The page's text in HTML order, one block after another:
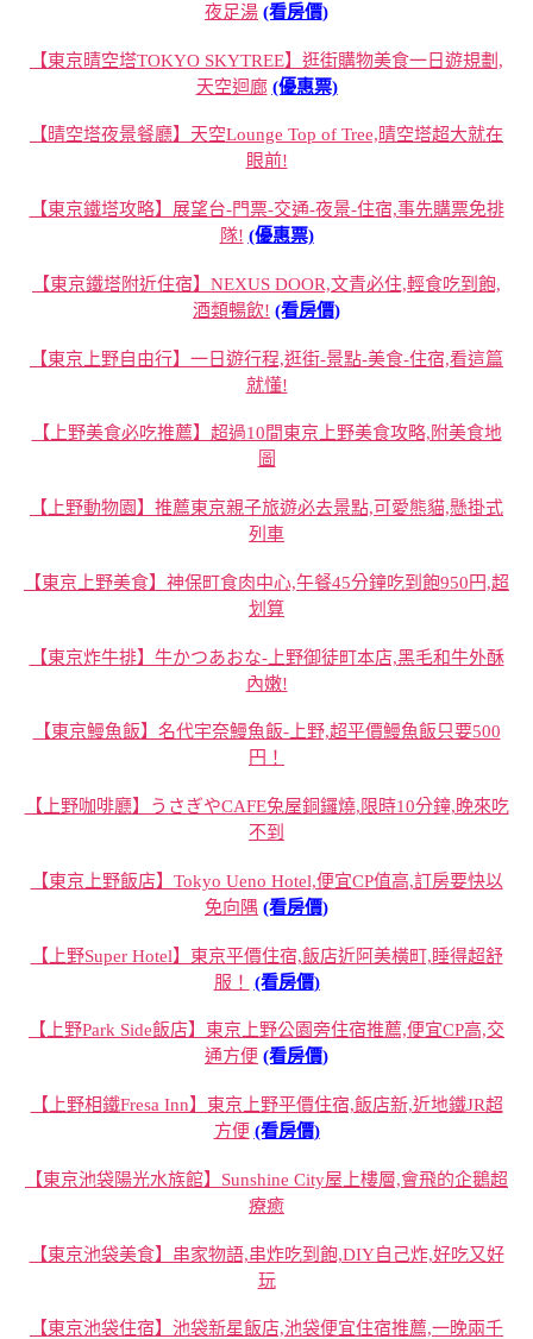
夜足湯 (看房價)
【東京晴空塔TOKYO SKYTREE】逛街購物美食一日遊規劃,
天空迴廊 (優惠票)
【晴空塔夜景餐廳】天空Lounge Top of Tree,晴空塔超大就在
眼前!
【東京鐵塔攻略】展望台-門票-交通-夜景-住宿,事先購票免排
隊! (優惠票)
【東京鐵塔附近住宿】NEXUS DOOR,文青必住,輕食吃到飽,
酒類暢飲! (看房價)
【東京上野自由行】一日遊行程,逛街-景點-美食-住宿,看這篇
就懂!
【上野美食必吃推薦】超過10間東京上野美食攻略,附美食地
圖
【上野動物園】推薦東京親子旅遊必去景點,可愛熊貓,懸掛式
列車
【東京上野美食】神保町食肉中心,午餐45分鐘吃到飽950円,超
划算
【東京炸牛排】牛かつあおな-上野御徒町本店,黑毛和牛外酥
內嫩!
【東京鰻魚飯】名代宇奈鰻魚飯-上野,超平價鰻魚飯只要500
円！
【上野咖啡廳】うさぎやCAFE兔屋銅鑼燒,限時10分鐘,晚來吃
不到
【東京上野飯店】Tokyo Ueno Hotel,便宜CP值高,訂房要快以
免向隅 (看房價)
【上野Super Hotel】東京平價住宿,飯店近阿美橫町,睡得超舒
服！
(看房價)
【上野Park Side飯店】東京上野公園旁住宿推薦,便宜CP高,交
通方便 (看房價)
【上野相鐵Fresa Inn】東京上野平價住宿,飯店新,近地鐵JR超
方便 (看房價)
【東京池袋陽光水族館】Sunshine City屋上樓層,會飛的企鵝超
療癒
【東京池袋美食】串家物語,串炸吃到飽,DIY自己炸,好吃又好
玩
【東京池袋住宿】池袋新星飯店,池袋便宜住宿推薦,一晚兩千